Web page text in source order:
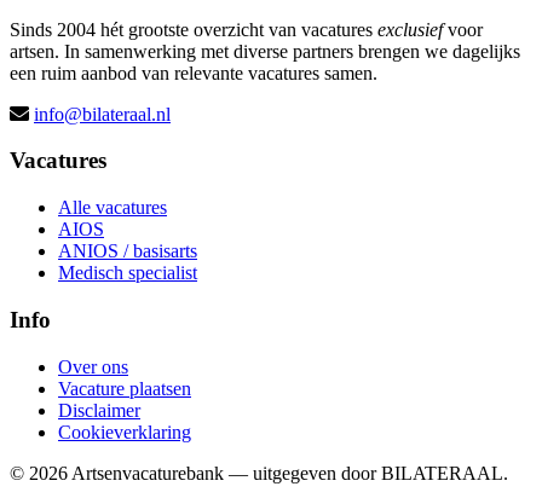
Sinds 2004 hét grootste overzicht van vacatures exclusiefvoor
artsen. In samenwerking met diverse partners brengen we dagelijks
een ruim aanbod van relevante vacatures samen.
info@bilateraal.nl
Vacatures
Alle vacatures
AIOS
ANIOS / basisarts
Medisch specialist
Info
Over ons
Vacature plaatsen
Disclaimer
Cookieverklaring
© 2026 Artsenvacaturebank — uitgegeven door BILATERAAL.